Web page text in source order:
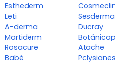
Esthederm
Leti
A-derma
Martiderm
Rosacure
Babé
Sesderma
Ducray
Atache
Polysianes